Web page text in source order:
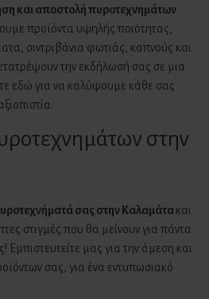
και αποστολή πυροτεχνημάτων
προϊόντα υψηλής ποιότητας,
σιντριβάνια φωτιάς, καπνούς και
την εκδήλωσή σας σε μια
εδώ για να καλύψουμε κάθε σας
στην
σας στην Καλαμάτα και
στιγμές που θα μείνουν για πάντα
μας για την άμεση και
σας, για ένα εντυπωσιακό